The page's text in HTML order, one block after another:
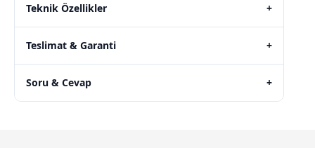
Teknik Özellikler +
Teslimat & Garanti +
Soru & Cevap +